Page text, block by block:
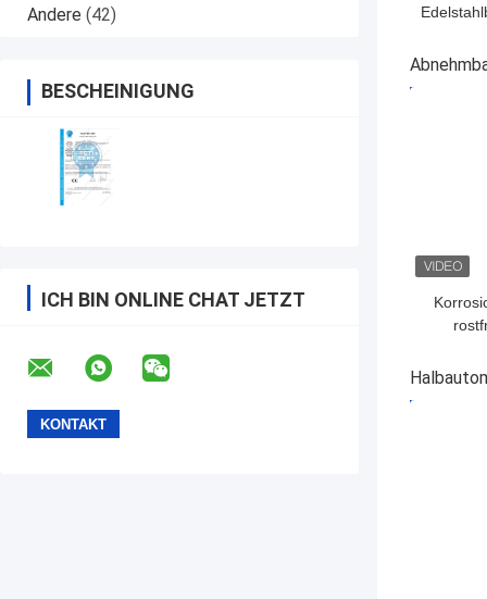
Andere (42)
BESCHEINIGUNG
ICH BIN ONLINE CHAT JETZT
und